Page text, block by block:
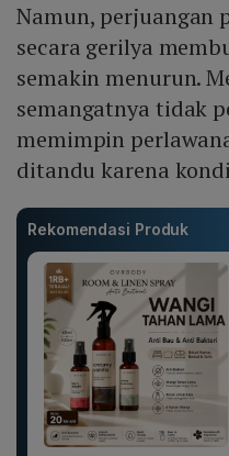
Namun, perjuangan
secara gerilya
semakin menurun.
semangatnya tidak
memimpin
ditandu karena
Rekomendasi Produk